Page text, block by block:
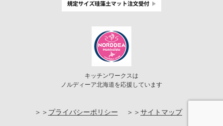
キッチンワークスは
ノルディーア北海道を応援しています
プライバシーポリシー サイトマップ